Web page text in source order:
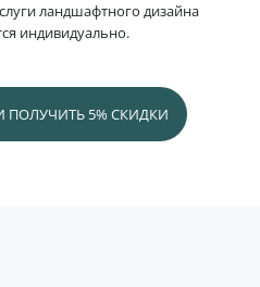
ландшафтного дизайна
индивидуально.
ПОЛУЧИТЬ 5% СКИДКИ